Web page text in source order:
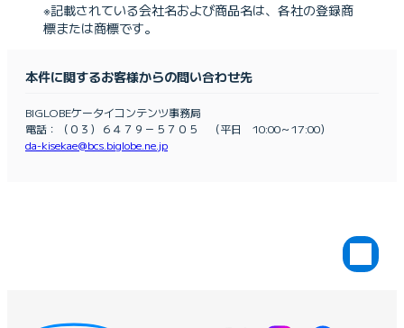
※記載されている会社名および商品名は、各社の登録商
標または商標です。
本件に関するお客様からの問い合わせ先
BIGLOBEケータイコンテンツ事務局
電話：（０３）６４７９－５７０５ （平日 10:00～17:00）
da-kisekae@bcs.biglobe.ne.jp